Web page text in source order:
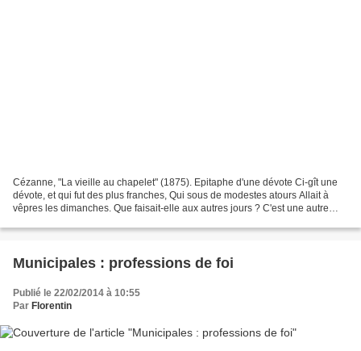
Cézanne, "La vieille au chapelet" (1875). Epitaphe d'une dévote Ci-gît une
dévote, et qui fut des plus franches, Qui sous de modestes atours Allait à
vêpres les dimanches. Que faisait-elle aux autres jours ? C'est une autre
Municipales : professions de foi
Publié le 22/02/2014 à 10:55
Par Florentin